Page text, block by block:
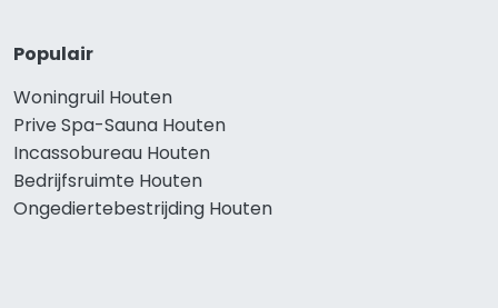
Populair
Woningruil Houten
Prive Spa-Sauna Houten
Incassobureau Houten
Bedrijfsruimte Houten
Ongediertebestrijding Houten